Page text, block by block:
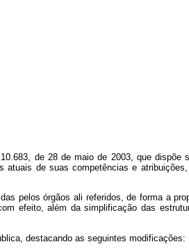
de 28 de maio de 2003, que dispõe
de suas competências e
pelos órgãos ali referidos, de forma a
efeito, além da simplificação das
destacando as seguintes modificações: